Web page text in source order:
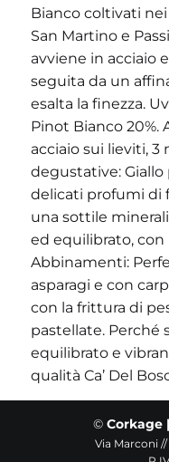
Bianco coltivati
San Martino e
avviene in acciaio
seguita da un
esalta la finezza.
Pinot Bianco 20%.
acciaio sui lieviti,
degustative:
delicati profumi di
una sottile
ed equilibrato, con
Abbinamenti:
asparagi e con
con la frittura di
pastellate. Perché
equilibrato e
qualità Ca’ Del
© Corkage
Via Marconi